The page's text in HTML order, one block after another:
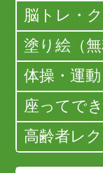
脳トレ・
塗り絵（無
体操・運動
座ってで
高齢者レ